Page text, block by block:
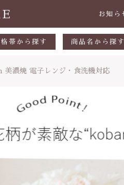
お知ら
帯から探す
～500円
700～1,000円
1,000～2,000円
商品名から探す
あ行
さ行
た行
美濃焼 電子レンジ・食洗機対応
追加しました
kobana 小鉢 | 径14.5cm
カラー